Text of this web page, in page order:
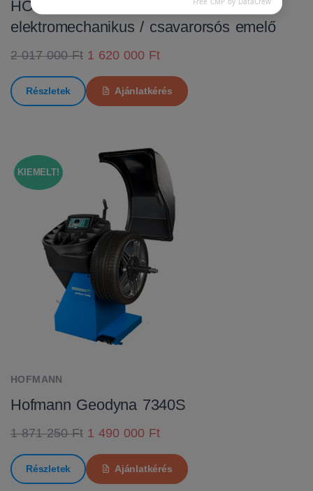
HOFMANN MTF 3000 C
elektromechanikus / csavarorsós emelő
2 017 000 Ft 1 620 000 Ft
Részletek Ajánlatkérés
KIEMELT!
HOFMANN
Hofmann Geodyna 7340S
1 871 250 Ft 1 490 000 Ft
Részletek Ajánlatkérés